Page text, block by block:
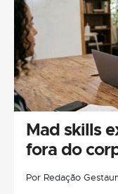
Mad skills
fora do
Por Redação